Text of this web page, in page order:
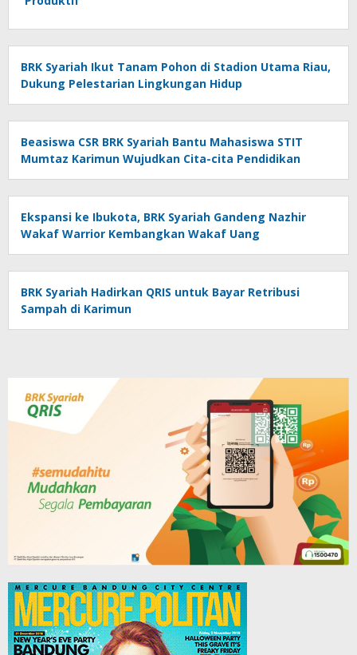
BRK Syariah Ikut Tanam Pohon di Stadion Utama Riau,
Dukung Pelestarian Lingkungan Hidup
Beasiswa CSR BRK Syariah Bantu Mahasiswa STIT
Mumtaz Karimun Wujudkan Cita-cita Pendidikan
Ekspansi ke Ibukota, BRK Syariah Gandeng Nazhir
Wakaf Warrior Kembangkan Wakaf Uang
BRK Syariah Hadirkan QRIS untuk Bayar Retribusi
Sampah di Karimun